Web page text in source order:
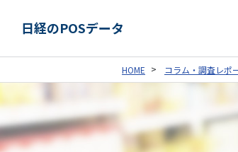
日経のPOSデータ
HOME コラム・調査レポ